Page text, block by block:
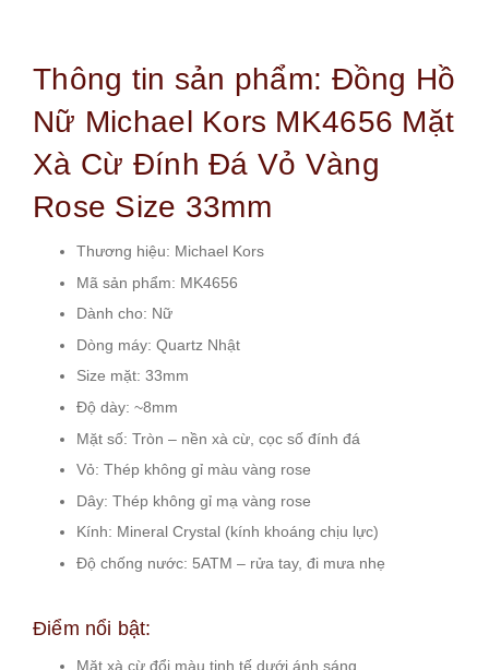
Thông tin sản phẩm: Đồng Hồ
Nữ Michael Kors MK4656 Mặt
Xà Cừ Đính Đá Vỏ Vàng
Rose Size 33mm
Thương hiệu: Michael Kors
Mã sản phẩm: MK4656
Dành cho: Nữ
Dòng máy: Quartz Nhật
Size mặt: 33mm
Độ dày: ~8mm
Mặt số: Tròn – nền xà cừ, cọc số đính đá
Vỏ: Thép không gỉ màu vàng rose
Dây: Thép không gỉ mạ vàng rose
Kính: Mineral Crystal (kính khoáng chịu lực)
Độ chống nước: 5ATM – rửa tay, đi mưa nhẹ
Điểm nổi bật:
Mặt xà cừ đổi màu tinh tế dưới ánh sáng